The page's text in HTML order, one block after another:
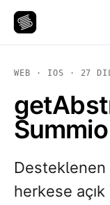
WEB · IOS · 27
Summio
herkese